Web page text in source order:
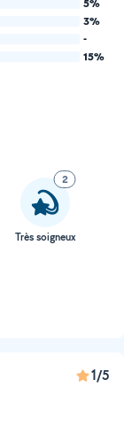
5%
3%
-
15%
2
Très soigneux
1/5